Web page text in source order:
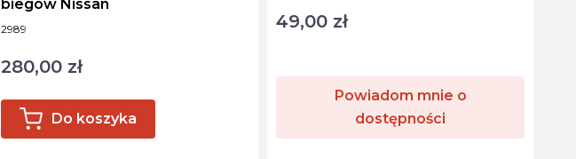
Kod produktu
2989
biegów Nissan
Cena
280,00 zł
Do koszyka
Cena
49,00 zł
Powiadom mnie o
dostępności